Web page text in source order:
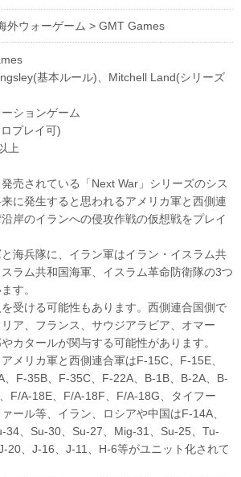
外ウォーゲーム > GMT Games
基本ルール)、Mitchell Land(シリーズ
ーションゲーム
プレイ可)
上
発売されている「Next War」シリーズのシス
に発生すると思われるアメリカ軍と西側連
岸のイランへの侵攻作戦の仮想戦をプレイ
海兵隊に、イラン軍はイラン・イスラム共
ラム共和国海軍、イスラム革命防衛隊の3つ
す。
受ける可能性もあります。西側連合国側で
ア、フランス、サウジアラビア、オマー
カタールが関与する可能性があります。
メリカ軍と西側連合軍はF-15C、F-15E、
F-35B、F-35C、F-22A、B-1B、B-2A、B-
F/A-18E、F/A-18F、F/A-18G、タイフー
ール等、イラン、ロシアや中国はF-14A、
34、Su-30、Su-27、Mig-31、Su-25、Tu-
20、J-16、J-11、H-6等がユニット化されて